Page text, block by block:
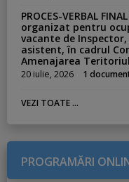
PROCES-VERBAL
organizat pentru
vacante de
asistent, în cadrul
Amenajarea
20 iulie, 2026 1
VEZI TOATE ...
PROGRAMĂRI